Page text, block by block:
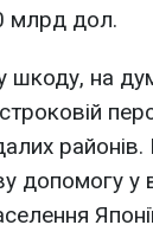
млрд дол.
на
допомогу у